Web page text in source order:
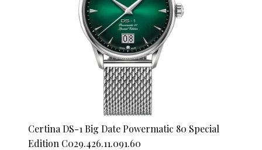
Certina DS-1 Big Date Powermatic 80 Special
Edition C029.426.11.091.60